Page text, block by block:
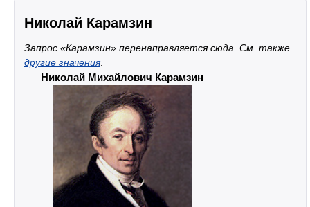
Николай Карамзин
Запрос «Карамзин» перенаправляется сюда. Cм. также
другие значения.
Николай Михайлович Карамзин